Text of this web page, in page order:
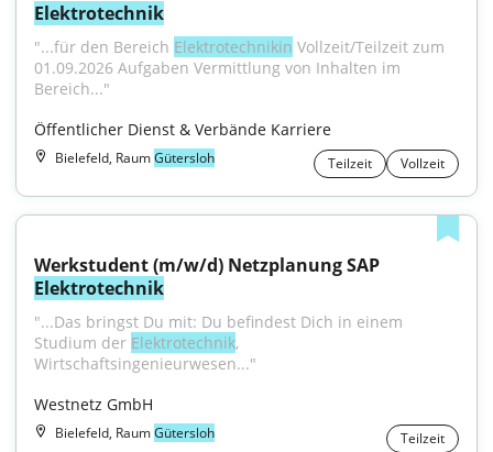
Elektrotechnik
"...für den Bereich Elektrotechnikin Vollzeit/Teilzeit zum
01.09.2026 Aufgaben Vermittlung von Inhalten im
Bereich..."
Öffentlicher Dienst & Verbände Karriere
Bielefeld, RaumGütersloh Teilzeit Vollzeit
Elektrotechnik
"...Das bringst Du mit: Du befindest Dich in einem
Studium der Elektrotechnik,
Wirtschaftsingenieurwesen..."
Westnetz GmbH
Bielefeld, RaumGütersloh Teilzeit